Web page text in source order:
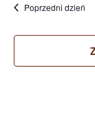
datę.Poprzedni dzień